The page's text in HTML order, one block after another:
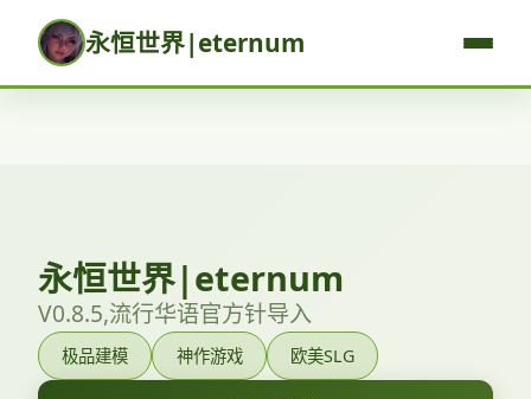
永恒世界|eternum
永恒世界|eternum
V0.8.5,流行华语官方针导入
极品建模 神作游戏 欧美SLG